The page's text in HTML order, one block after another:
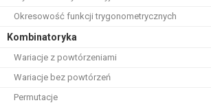
Okresowość funkcji trygonometrycznych
Kombinatoryka
Wariacje z powtórzeniami
Wariacje bez powtórzeń
Permutacje